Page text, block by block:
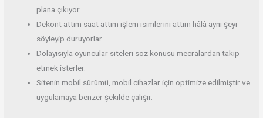
plana çıkıyor.
Dekont attım saat attım işlem isimlerini attım hâlâ aynı şeyi
söyleyip duruyorlar.
Dolayısıyla oyuncular siteleri söz konusu mecralardan takip
etmek isterler.
Sitenin mobil sürümü, mobil cihazlar için optimize edilmiştir ve
uygulamaya benzer şekilde çalışır.